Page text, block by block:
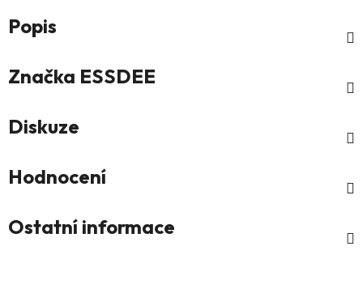
Popis
Značka ESSDEE
Diskuze
Hodnocení
Ostatní informace